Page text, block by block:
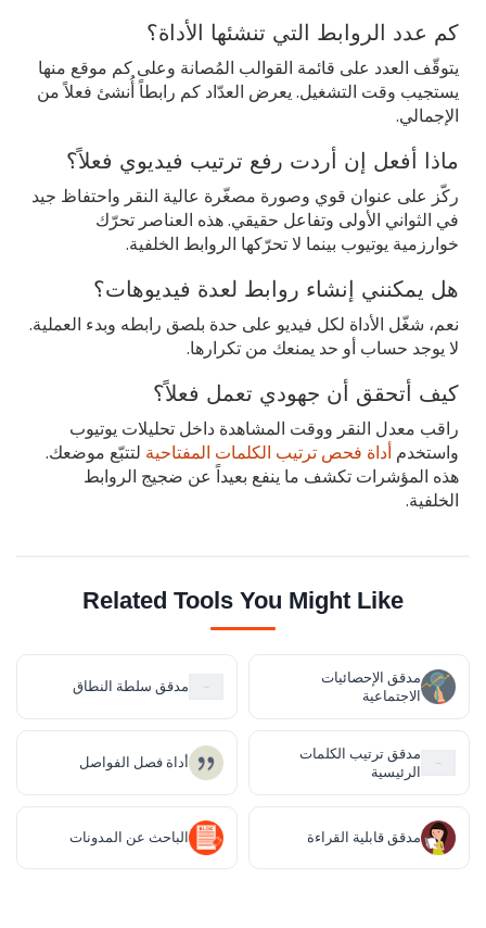
كم عدد الروابط التي تنشئها الأداة؟
يتوقّف العدد على قائمة القوالب المُصانة وعلى كم موقع منها
يستجيب وقت التشغيل. يعرض العدّاد كم رابطاً أُنشئ فعلاً من
الإجمالي.
ماذا أفعل إن أردت رفع ترتيب فيديوي فعلاً؟
ركّز على عنوان قوي وصورة مصغّرة عالية النقر واحتفاظ جيد
في الثواني الأولى وتفاعل حقيقي. هذه العناصر تحرّك
خوارزمية يوتيوب بينما لا تحرّكها الروابط الخلفية.
هل يمكنني إنشاء روابط لعدة فيديوهات؟
نعم، شغّل الأداة لكل فيديو على حدة بلصق رابطه وبدء العملية.
لا يوجد حساب أو حد يمنعك من تكرارها.
كيف أتحقق أن جهودي تعمل فعلاً؟
راقب معدل النقر ووقت المشاهدة داخل تحليلات يوتيوب
واستخدم أداة فحص ترتيب الكلمات المفتاحية لتتبّع موضعك.
هذه المؤشرات تكشف ما ينفع بعيداً عن ضجيج الروابط
الخلفية.
Related Tools You Might Like
مدقق الإحصائيات
الاجتماعية
مدقق سلطة النطاق
مدقق ترتيب الكلمات
الرئيسية
أداة فصل الفواصل
مدقق قابلية القراءة الباحث عن المدونات